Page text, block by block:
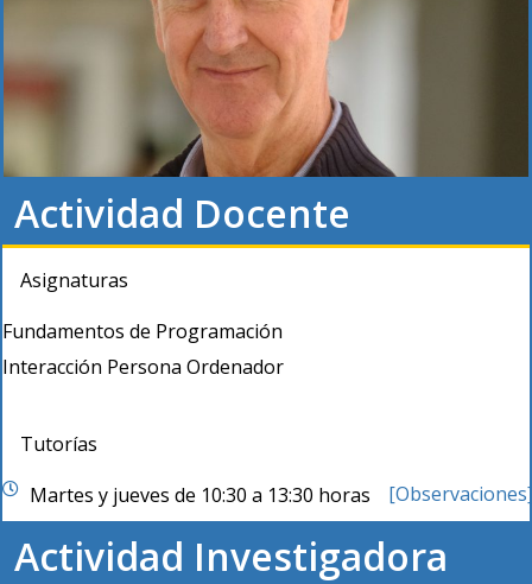
Actividad Docente
Asignaturas
Fundamentos de Programación
Interacción Persona Ordenador
Tutorías
Martes y jueves de 10:30 a 13:30 horas
[Observaciones]
Actividad Investigadora